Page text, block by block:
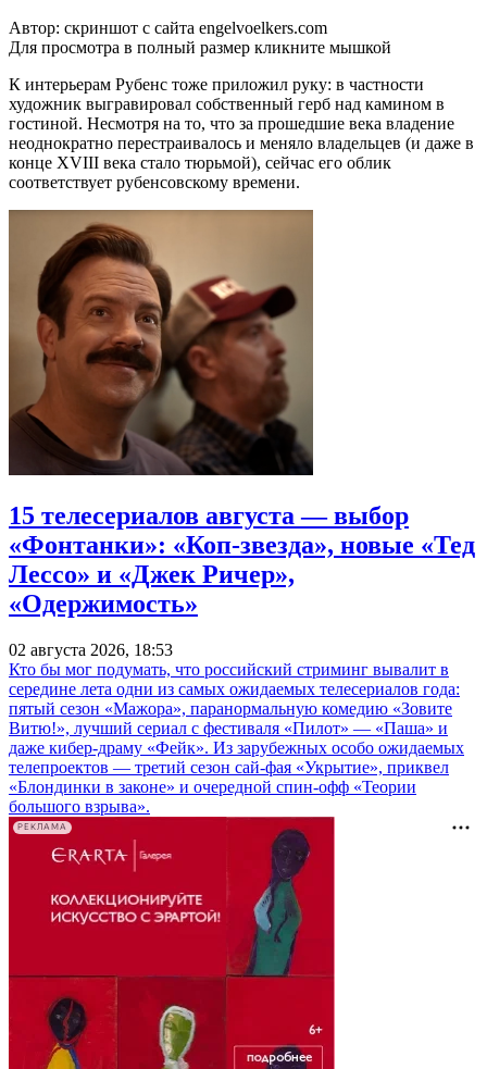
Автор: скриншот с сайта engelvoelkers.com
Для просмотра в полный размер кликните мышкой
К интерьерам Рубенс тоже приложил руку: в частности
художник выгравировал собственный герб над камином в
гостиной. Несмотря на то, что за прошедшие века владение
неоднократно перестраивалось и меняло владельцев (и даже в
конце XVIII века стало тюрьмой), сейчас его облик
соответствует рубенсовскому времени.
15 телесериалов августа — выбор
«Фонтанки»: «Коп-звезда», новые «Тед
Лессо» и «Джек Ричер»,
«Одержимость»
02 августа 2026, 18:53
Кто бы мог подумать, что российский стриминг вывалит в
середине лета одни из самых ожидаемых телесериалов года:
пятый сезон «Мажора», паранормальную комедию «Зовите
Витю!», лучший сериал с фестиваля «Пилот» — «Паша» и
даже кибер-драму «Фейк». Из зарубежных особо ожидаемых
телепроектов — третий сезон сай-фая «Укрытие», приквел
«Блондинки в законе» и очередной спин-офф «Теории
большого взрыва».
РЕКЛАМА